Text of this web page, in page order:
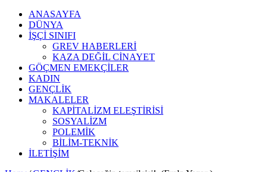
ANASAYFA
DÜNYA
İŞÇİ SINIFI
GREV HABERLERİ
KAZA DEĞİL CİNAYET
GÖÇMEN EMEKÇİLER
KADIN
GENÇLİK
MAKALELER
KAPİTALİZM ELEŞTİRİSİ
SOSYALİZM
POLEMİK
BİLİM-TEKNİK
ILETIŞIM